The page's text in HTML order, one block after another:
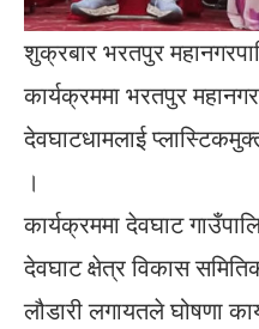
शुक्रबार भरतपुर
कार्यक्रममा भरतपुर
देवघाटधामलाई
।
कार्यक्रममा देवघाट
देवघाट क्षेत्र विकास
लौडारी लगायतले घोषणा